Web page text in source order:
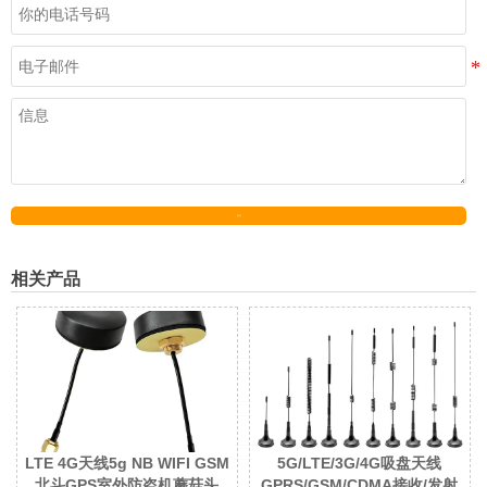
相关产品
LTE 4G天线5g NB WIFI GSM
5G/LTE/3G/4G吸盘天线